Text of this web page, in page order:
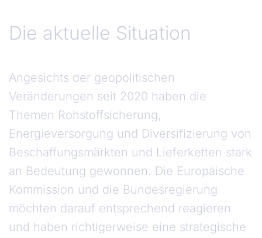
Die aktuelle Situation
Angesichts der geopolitischen
Veränderungen seit 2020 haben die
Themen Rohstoffsicherung,
Energieversorgung und Diversifizierung von
Beschaffungsmärkten und Lieferketten stark
an Bedeutung gewonnen. Die Europäische
Kommission und die Bundesregierung
möchten darauf entsprechend reagieren
und haben richtigerweise eine strategische